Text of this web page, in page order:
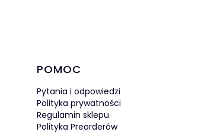
POMOC
Pytania i odpowiedzi
Polityka prywatności
Regulamin sklepu
Polityka Preorderów